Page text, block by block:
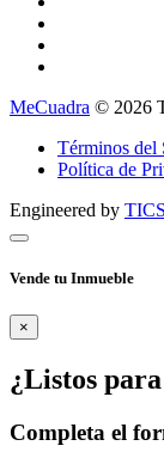
MeCuadra © 2026
Términos del
Política de
Engineered by
Vende tu Inmueble
×
¿Listos
Completa el